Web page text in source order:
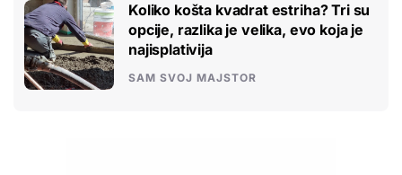
Koliko košta kvadrat estriha? Tri su
opcije, razlika je velika, evo koja je
najisplativija
SAM SVOJ MAJSTOR